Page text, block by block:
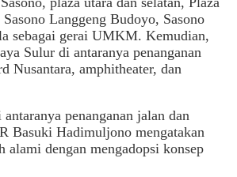
Langgeng Budoyo, Sasono
sebagai gerai UMKM. Kemudian,
Sulur di antaranya penanganan
Nusantara, amphitheater, dan
penanganan jalan dan
Basuki Hadimuljono mengatakan
alami dengan mengadopsi konsep